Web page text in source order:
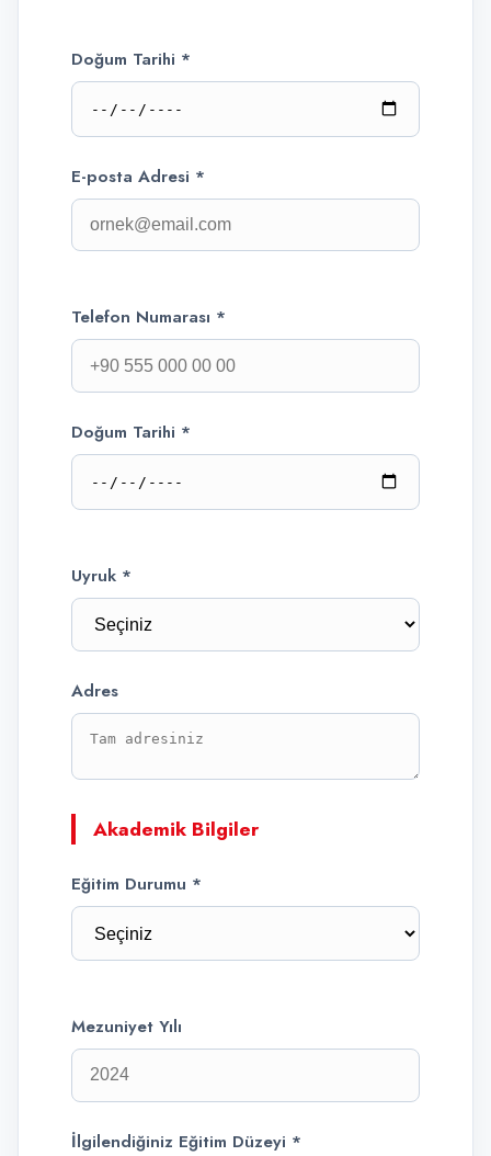
Doğum Tarihi *
E-posta Adresi *
Telefon Numarası *
Doğum Tarihi *
Uyruk *
Adres
Akademik Bilgiler
Eğitim Durumu *
Mezuniyet Yılı
İlgilendiğiniz Eğitim Düzeyi *